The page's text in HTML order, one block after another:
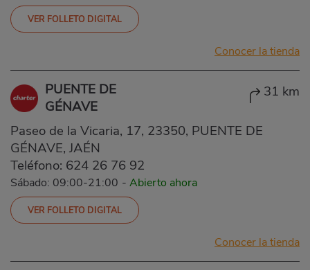
VER FOLLETO DIGITAL
Conocer la tienda
PUENTE DE
GÉNAVE
31 km
Paseo de la Vicaria, 17, 23350, PUENTE DE
GÉNAVE, JAÉN
Teléfono: 624 26 76 92
Sábado: 09:00-21:00 - Abierto ahora
VER FOLLETO DIGITAL
Conocer la tienda